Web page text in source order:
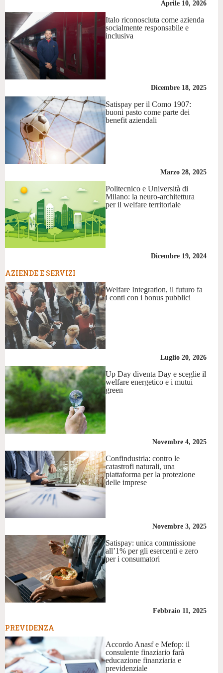
Aprile 10, 2026
Italo riconosciuta come azienda
socialmente responsabile e
inclusiva
Dicembre 18, 2025
Satispay per il Como 1907:
buoni pasto come parte dei
benefit aziendali
Marzo 28, 2025
Politecnico e Università di
Milano: la neuro-architettura
per il welfare territoriale
Dicembre 19, 2024
AZIENDE E SERVIZI
Welfare Integration, il futuro fa
i conti con i bonus pubblici
Luglio 20, 2026
Up Day diventa Day e sceglie il
welfare energetico e i mutui
green
Novembre 4, 2025
Confindustria: contro le
catastrofi naturali, una
piattaforma per la protezione
delle imprese
Novembre 3, 2025
Satispay: unica commissione
all’1% per gli esercenti e zero
per i consumatori
Febbraio 11, 2025
PREVIDENZA
Accordo Anasf e Mefop: il
consulente finaziario farà
educazione finanziaria e
previdenziale